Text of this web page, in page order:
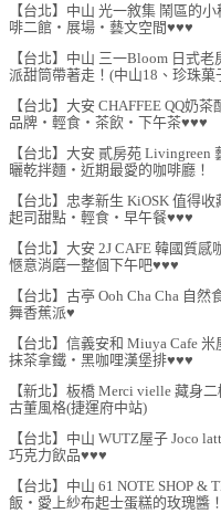
【台北】中山 光一敘集 鬧區的
啡二館‧展場‧藝文空間♥♥♥
【台北】中山 三一Bloom 日式
派甜筒帶著走！(中山18、珍珠菓
【台北】大安 CHAFFEE QQ奶
品牌‧輕食‧茶飲‧下午茶♥♥♥
【台北】大安 貳房苑
曬乾拌麵‧近期最愛的咖啡廳！
【台北】忠孝新生 KiOSK 值得
起司甜點‧輕食‧早午餐♥♥♥
【台北】大安 2J CAFE 韓國質
愜意消磨一整個下午吧♥♥♥
【台北】古亭 Ooh Cha Cha 自
舞香蕉派♥
【台北】信義安和 Miuya Cafe
抹茶拿鐵‧黑咖哩漢堡排♥♥♥
【新北】板橋 Merci vielle 藏身
古董風格(捷運府中站)
【台北】中山 WUTZ屋子 Joco
巧克力飲品♥♥♥
【台北】中山 61 NOTE SHOP
飯‧愛上紗布起士蛋糕的玫瑰醬